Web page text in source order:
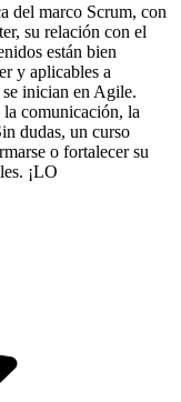
del marco Scrum, con
su relación con el
están bien
y aplicables a
inician en Agile.
comunicación, la
dudas, un curso
o fortalecer su
¡LO